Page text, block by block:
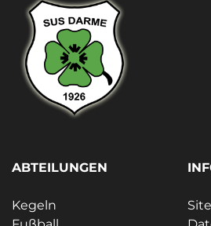
ABTEILUNGEN
Kegeln